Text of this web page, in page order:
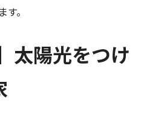
。
太陽光をつけ